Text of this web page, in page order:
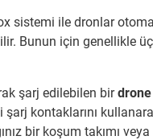
sistemi ile dronlar
Bunun için genellikle
şarj edilebilen birdrone
şarj kontaklarını
bir koşum takımı